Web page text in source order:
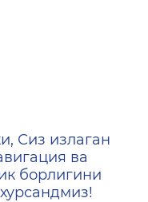
Сиз излаган
ва
борлигини